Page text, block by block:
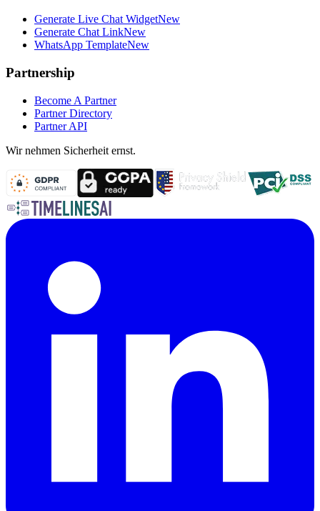
Generate Live Chat WidgetNew
Generate Chat LinkNew
WhatsApp TemplateNew
Partnership
Become A Partner
Partner Directory
Partner API
Wir nehmen Sicherheit ernst.